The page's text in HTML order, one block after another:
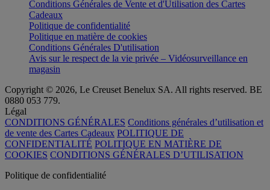
Conditions Générales de Vente et d'Utilisation des Cartes
Cadeaux
Politique de confidentialité
Politique en matière de cookies
Conditions Générales D'utilisation
Avis sur le respect de la vie privée – Vidéosurveillance en
magasin
Copyright © 2026, Le Creuset Benelux SA. All rights reserved. BE
0880 053 779.
Légal
CONDITIONS GÉNÉRALES Conditions générales d’utilisation et
de vente des Cartes Cadeaux POLITIQUE DE
CONFIDENTIALITÉ POLITIQUE EN MATIÈRE DE
COOKIES CONDITIONS GÉNÉRALES D’UTILISATION
Politique de confidentialité